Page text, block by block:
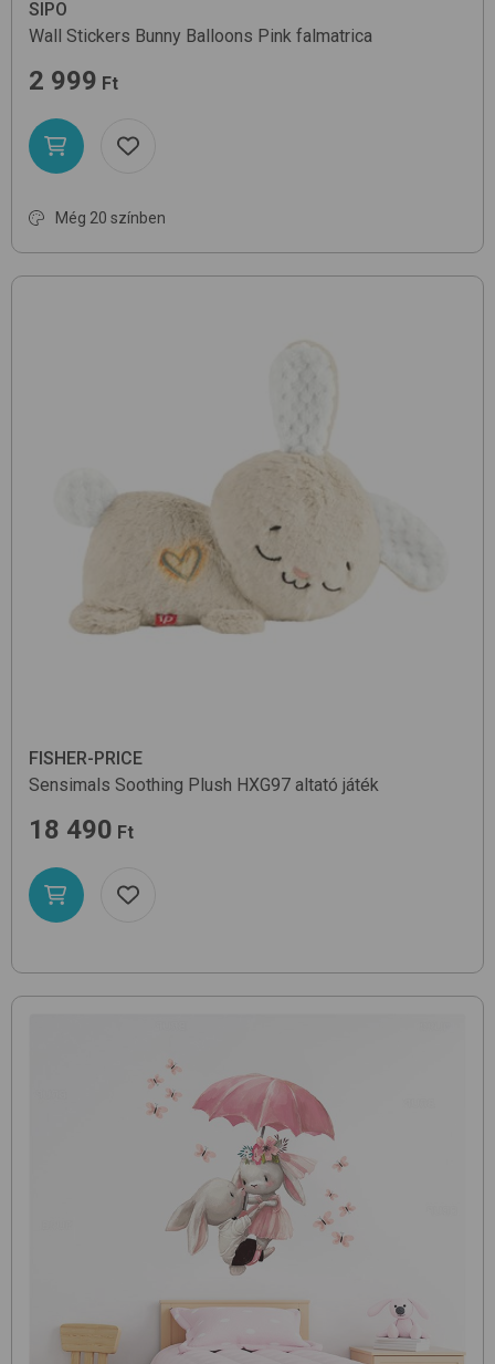
SIPO
Wall Stickers Bunny Balloons Pink falmatrica
2 999 Ft
Még 20 színben
FISHER-PRICE
Sensimals Soothing Plush HXG97 altató játék
18 490 Ft